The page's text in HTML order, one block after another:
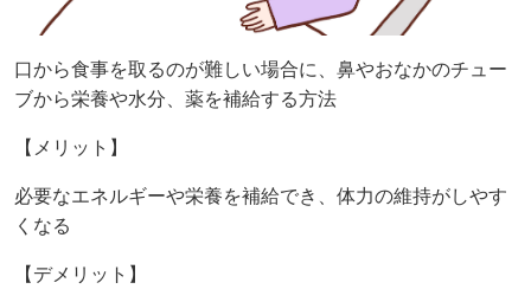
口から食事を取るのが難しい場合に、鼻やおなかのチュー
ブから栄養や水分、薬を補給する方法
【メリット】
必要なエネルギーや栄養を補給でき、体力の維持がしやす
くなる
【デメリット】